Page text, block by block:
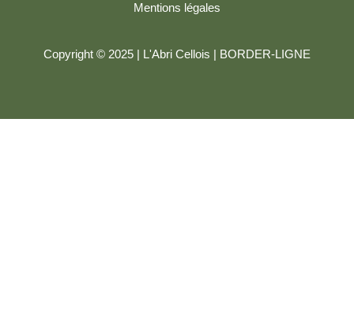
Mentions légales
Copyright © 2025 | L'Abri Cellois | BORDER-LIGNE